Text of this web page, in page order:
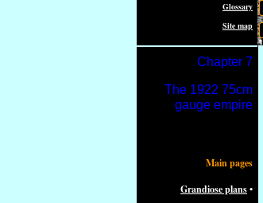
Chapter 7
The 1922 75cm
gauge empire
Glossary
Site map
Main pages
Grandiose plans•